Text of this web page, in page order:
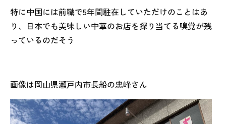
特に中国には前職で5年間駐在していただけのことはあ
り、日本でも美味しい中華のお店を探り当てる嗅覚が残
っているのだそう
画像は岡山県瀬戸内市長船の忠峰さん